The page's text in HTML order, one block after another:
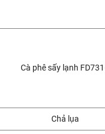
Cà phê sấy lạnh
Chả lụa